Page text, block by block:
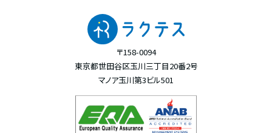
〒158-0094
東京都世田谷区玉川三丁目20番2号
マノア玉川第3ビル501